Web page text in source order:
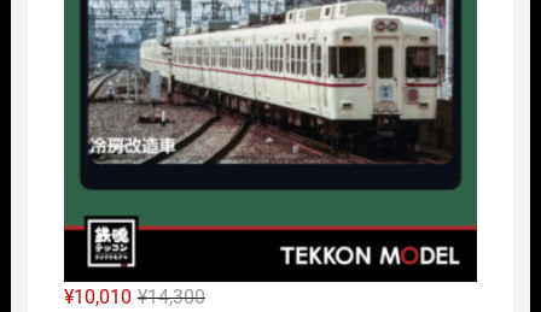
で
し
た。
¥24,338
で
す。
¥14,300元
¥10,010
現